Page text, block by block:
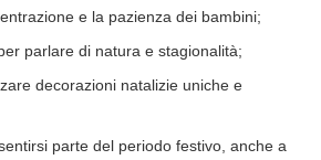
e la pazienza dei bambini;
parlare di natura e stagionalità;
decorazioni natalizie uniche e
parte del periodo festivo, anche a